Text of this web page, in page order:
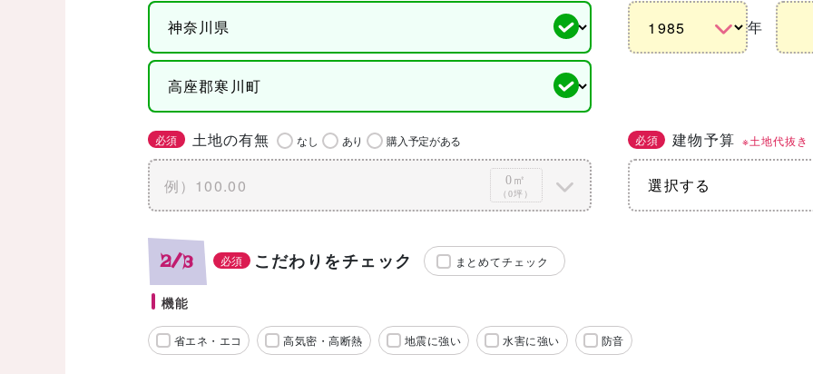
年
必須 土地の有無 なし あり 購入予定がある
0㎡
（0坪）
必須 建物予算 ※土地代抜き
2/3 必須 こだわりをチェック まとめてチェック
機能
省エネ・エコ 高気密・高断熱 地震に強い 水害に強い 防音